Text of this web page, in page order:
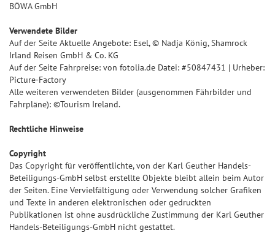
BÖWA GmbH
Verwendete Bilder
Auf der Seite Aktuelle Angebote: Esel, © Nadja König, Shamrock
Irland Reisen GmbH & Co. KG
Auf der Seite Fahrpreise: von fotolia.de Datei: #50847431 | Urheber:
Picture-Factory
Alle weiteren verwendeten Bilder (ausgenommen Fährbilder und
Fahrpläne): ©Tourism Ireland.
Rechtliche Hinweise
Copyright
Das Copyright für veröffentlichte, von der Karl Geuther Handels-
Beteiligungs-GmbH selbst erstellte Objekte bleibt allein beim Autor
der Seiten. Eine Vervielfältigung oder Verwendung solcher Grafiken
und Texte in anderen elektronischen oder gedruckten
Publikationen ist ohne ausdrückliche Zustimmung der Karl Geuther
Handels-Beteiligungs-GmbH nicht gestattet.